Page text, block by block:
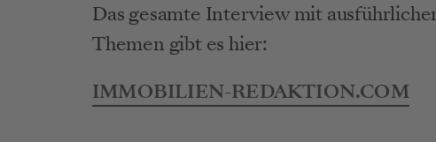
Das gesamte Interview mit
Themen gibt es hier:
IMMOBILIEN-REDAKTION.COM